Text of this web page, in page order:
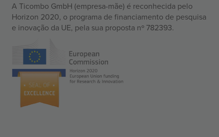
A Ticombo GmbH (empresa-mãe) é reconhecida pelo
Horizon 2020, o programa de financiamento de pesquisa
e inovação da UE, pela sua proposta nº 782393.